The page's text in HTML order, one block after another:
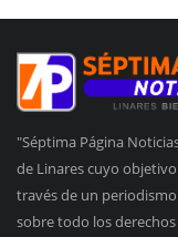
"Séptima Página
de Linares cuyo
través de un
sobre todo los